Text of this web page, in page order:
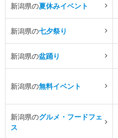
新潟県の夏休みイベント
新潟県の七夕祭り
新潟県の盆踊り
新潟県の無料イベント
新潟県のグルメ・フードフェ
ス